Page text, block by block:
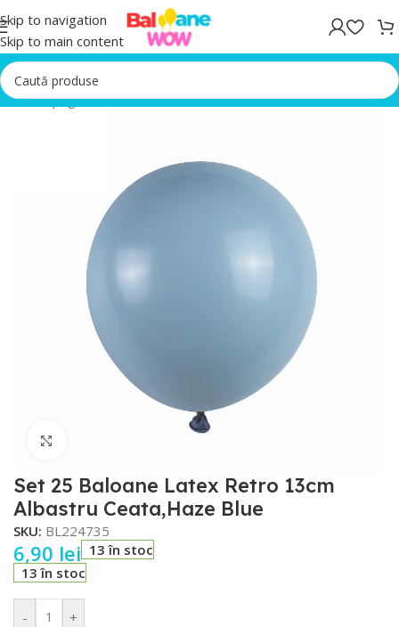
Skip to navigation
Skip to main content
Prima pagină/Baloane Petrecere
Set 25 Baloane Latex Retro 13cm
Albastru Ceata,Haze Blue
SKU: BL224735
6,90 lei 13 în stoc
13 în stoc
- +